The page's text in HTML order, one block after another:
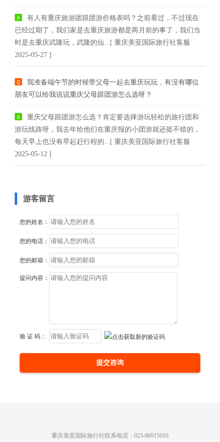
有人有重庆旅游团跟团游价格表吗？之前看过，不过现在
已经过期了，我们家是去重庆旅游都是两月前的事了，我们当
时是去重庆武隆玩，武隆的仙...[ 重庆美亚国际旅行社客服
2025-05-27 ]
我准备端午节的时候带父母一起去重庆玩玩，有没有哪位
朋友可以给我说说重庆父母跟团游怎么选呀？
重庆父母跟团游怎么选？肯定要选择游玩轻松的旅行团和
游玩线路呀，我去年给他们在重庆报的小团游就还挺不错的，
每天早上也没有早起赶行程的...[ 重庆美亚国际旅行社客服
2025-05-12 ]
游客留言
您的姓名：
您的电话：
您的邮箱：
提问内容：
验 证 码：
提交咨询
重庆美亚国际旅行社联系电话：023-86915016